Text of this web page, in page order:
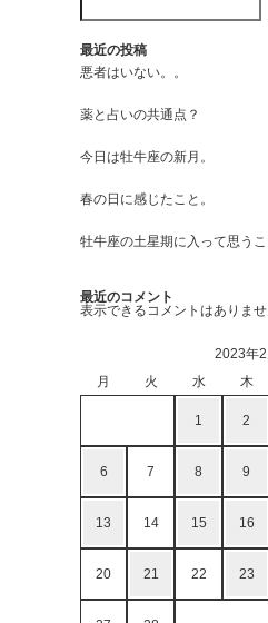
最近の投稿
悪者はいない。。
薬と占いの共通点？
今日は牡牛座の新月。
春の日に感じたこと。
牡牛座の土星期に入って思うこ
最近のコメント
表示できるコメントはありませ
2023年2
月
火 水 木
1 2
6 7 8 9
13 14 15 16
20 21 22 23